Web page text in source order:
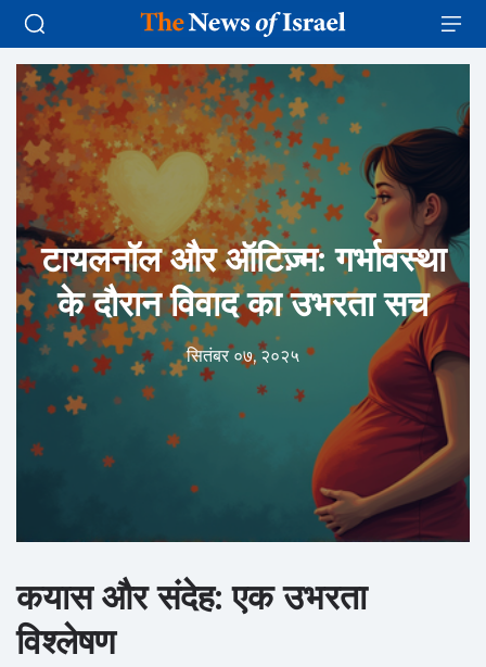
टायलनॉल और ऑटिज़्म: गर्भावस्था
के दौरान विवाद का उभरता सच
सितंबर ०७, २०२५
कयास और संदेह: एक उभरता
विश्लेषण